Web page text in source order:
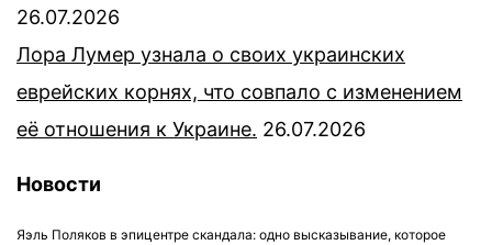
26.07.2026
Лора Лумер узнала о своих украинских
еврейских корнях, что совпало с изменением
её отношения к Украине. 26.07.2026
Новости
Яэль Поляков в эпицентре скандала: одно высказывание, которое